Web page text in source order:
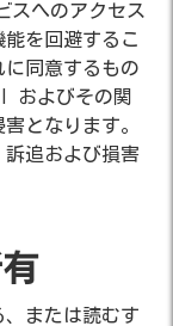
へのアクセス
を回避するこ
に同意するもの
およびその関
となります。
訴追および損害
、または読むす